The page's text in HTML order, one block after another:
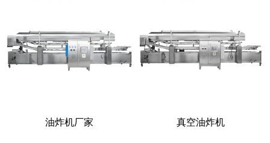
油炸机厂家 真空油炸机